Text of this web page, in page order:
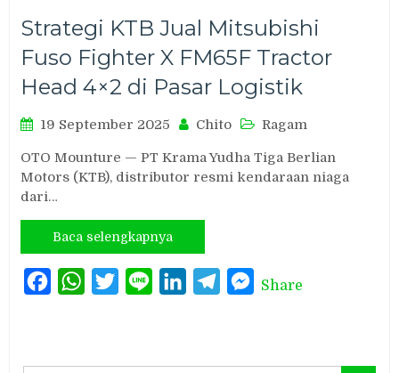
Strategi KTB Jual Mitsubishi
Fuso Fighter X FM65F Tractor
Head 4×2 di Pasar Logistik
19 September 2025 Chito Ragam
OTO Mounture — PT Krama Yudha Tiga Berlian
Motors (KTB), distributor resmi kendaraan niaga
dari…
Baca selengkapnya
FacebookWhatsAppTwitterLine LinkedInTelegramMessenger
Share